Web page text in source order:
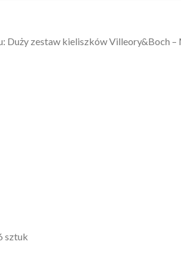
Duży zestaw kieliszków Villeory&Boch
sztuk